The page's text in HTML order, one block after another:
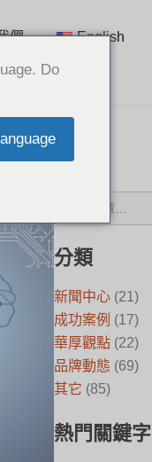
們 English
搜尋
分類
新聞中心(21)
成功案例 (17)
華厚觀點(22)
品牌動態 (69)
其它 (85)
熱門關鍵字
Do